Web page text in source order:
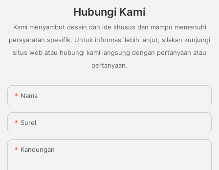
Hubungi Kami
Kami menyambut desain dan ide khusus dan mampu memenuhi
persyaratan spesifik. Untuk informasi lebih lanjut, silakan kunjungi
situs web atau hubungi kami langsung dengan pertanyaan atau
pertanyaan.
Nama
Surel
Kandungan